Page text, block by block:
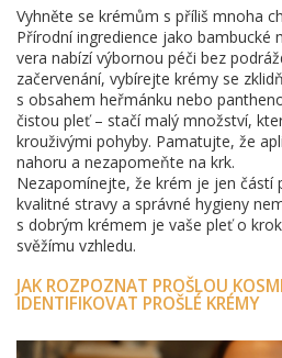
Vyhněte se krémům s příliš mnoha
Přírodní ingredience jako bambucké
vera nabízí výbornou péči bez
začervenání, vybírejte krémy se
s obsahem heřmánku nebo
čistou pleť – stačí malý množství,
krouživými pohyby. Pamatujte, že
nahoru a nezapomeňte na krk.
Nezapomínejte, že krém je jen částí
kvalitné stravy a správné hygieny
s dobrým krémem je vaše pleť o
svěžímu vzhledu.
JAK ROZPOZNAT PROŠLOU
IDENTIFIKOVAT PROŠLÉ KRÉMY